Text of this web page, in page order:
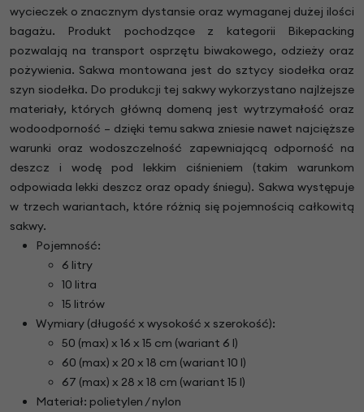
wycieczek o znacznym dystansie oraz wymaganej dużej ilości
bagażu. Produkt pochodzące z kategorii Bikepacking
pozwalają na transport osprzętu biwakowego, odzieży oraz
pożywienia. Sakwa montowana jest do sztycy siodełka oraz
szyn siodełka. Do produkcji tej sakwy wykorzystano najlżejsze
materiały, których główną domeną jest wytrzymałość oraz
wodoodporność – dzięki temu sakwa zniesie nawet najcięższe
warunki oraz wodoszczelność zapewniającą odporność na
deszcz i wodę pod lekkim ciśnieniem (takim warunkom
odpowiada lekki deszcz oraz opady śniegu). Sakwa występuje
w trzech wariantach, które różnią się pojemnością całkowitą
sakwy.
Pojemność:
6 litry
10 litra
15 litrów
Wymiary (długość x wysokość x szerokość):
50 (max) x 16 x 15 cm (wariant 6 l)
60 (max) x 20 x 18 cm (wariant 10 l)
67 (max) x 28 x 18 cm (wariant 15 l)
Materiał: polietylen / nylon